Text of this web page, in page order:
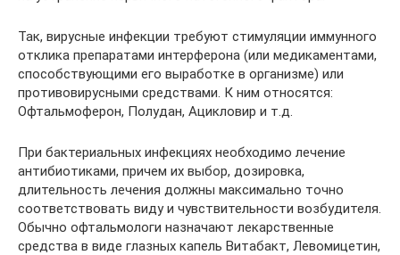
Так, вирусные инфекции требуют стимуляции иммунного
отклика препаратами интерферона (или медикаментами,
способствующими его выработке в организме) или
противовирусными средствами. К ним относятся:
Офтальмоферон, Полудан, Ацикловир и т.д.
При бактериальных инфекциях необходимо лечение
антибиотиками, причем их выбор, дозировка,
длительность лечения должны максимально точно
соответствовать виду и чувствительности возбудителя.
Обычно офтальмологи назначают лекарственные
средства в виде глазных капель Витабакт, Левомицетин,